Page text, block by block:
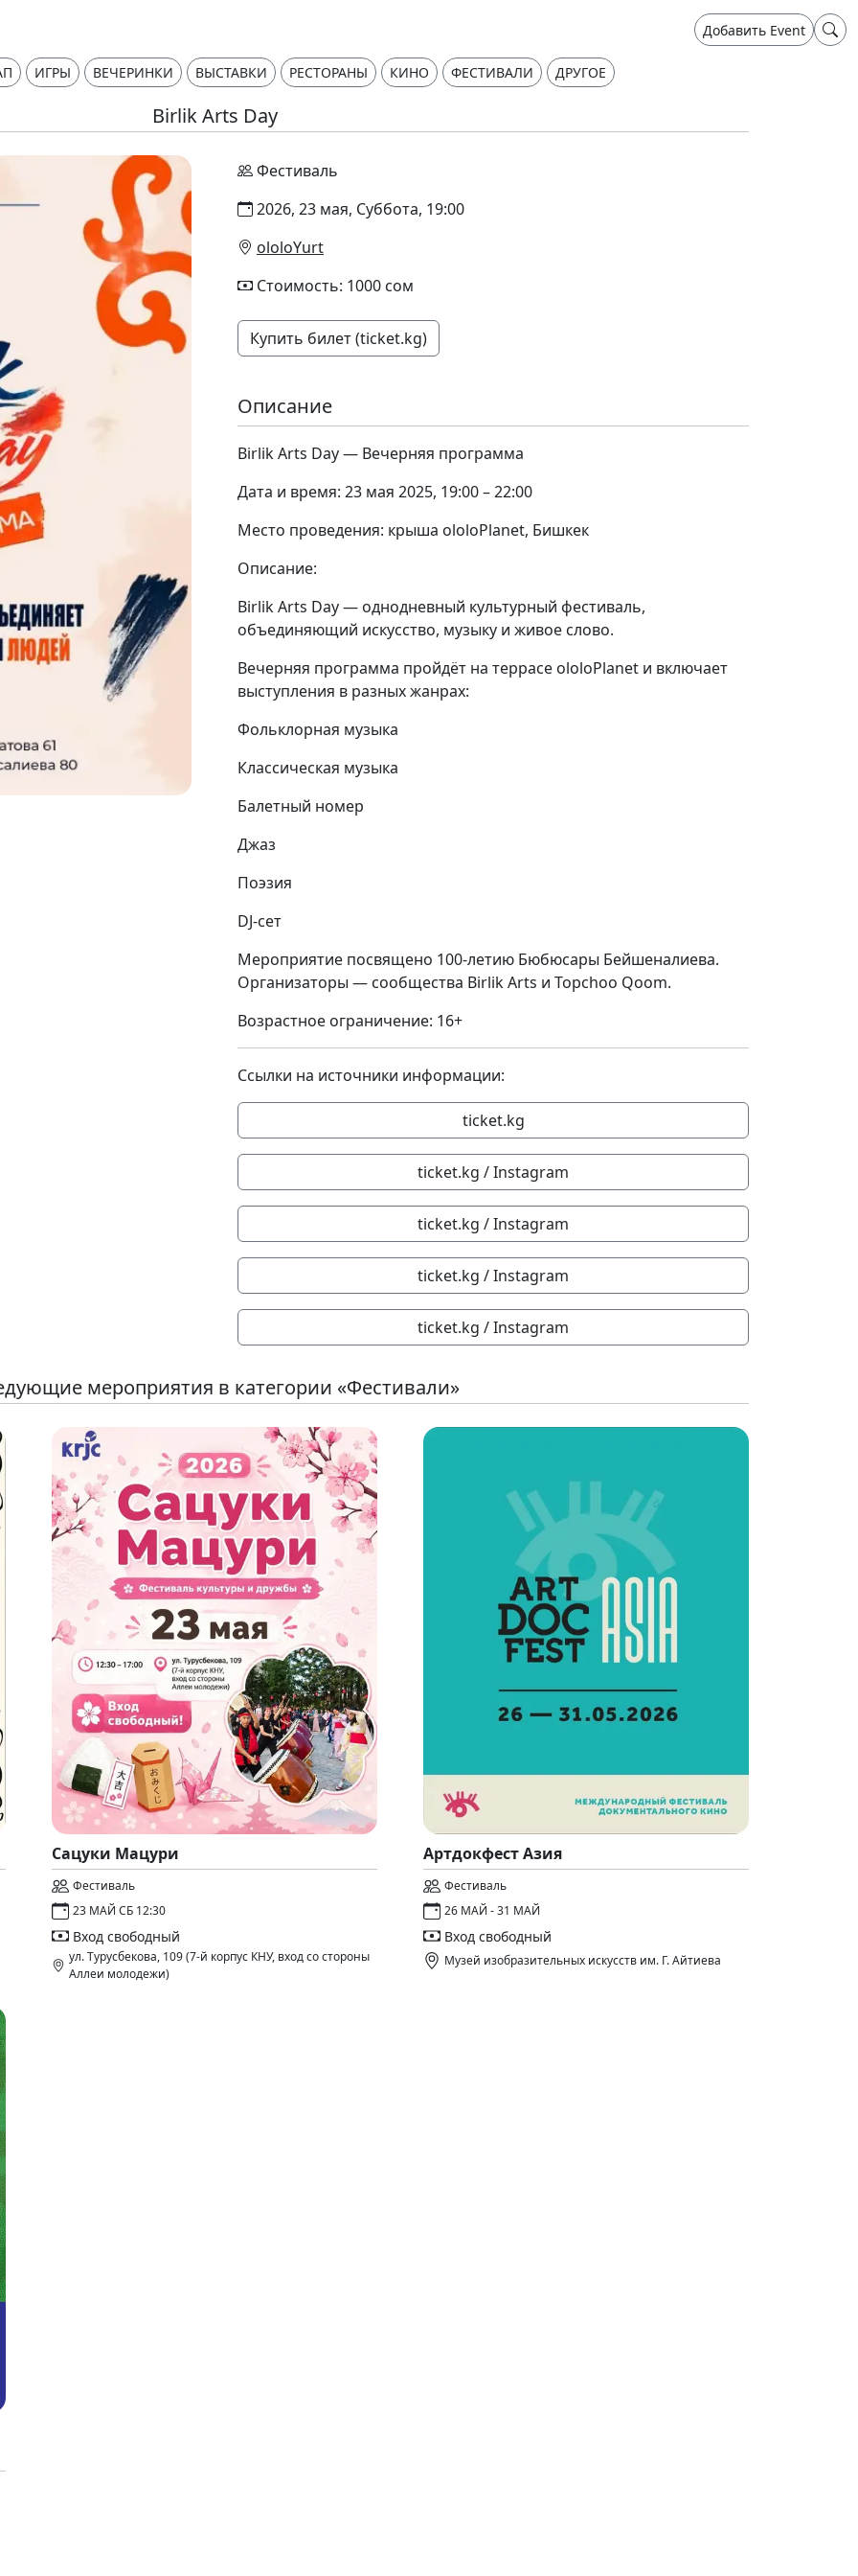
Добавить Event
ИГРЫ ВЕЧЕРИНКИ ВЫСТАВКИ РЕСТОРАНЫ КИНО ФЕСТИВАЛИ ДРУГОЕ
Birlik Arts Day
Фестиваль
2026, 23 мая, Суббота, 19:00
ololoYurt
Стоимость: 1000 сом
Купить билет (ticket.kg)
Описание
Birlik Arts Day — Вечерняя программа
Дата и время: 23 мая 2025, 19:00 – 22:00
Место проведения: крыша ololoPlanet, Бишкек
Описание:
Birlik Arts Day — однодневный культурный фестиваль,
объединяющий искусство, музыку и живое слово.
Вечерняя программа пройдёт на террасе ololoPlanet и включает
выступления в разных жанрах:
Фольклорная музыка
Классическая музыка
Балетный номер
Джаз
Поэзия
DJ-сет
Мероприятие посвящено 100-летию Бюбюсары Бейшеналиева.
Организаторы — сообщества Birlik Arts и Topchoo Qoom.
Возрастное ограничение: 16+
Ссылки на источники информации:
ticket.kg
ticket.kg / Instagram
ticket.kg / Instagram
ticket.kg / Instagram
ticket.kg / Instagram
мероприятия в категории «Фестивали»
Сацуки Мацури
Фестиваль
23 МАЙ СБ 12:30
Вход свободный
ул. Турусбекова, 109 (7-й корпус КНУ, вход со стороны
Аллеи молодежи)
Артдокфест Азия
Фестиваль
26 МАЙ - 31 МАЙ
Вход свободный
Музей изобразительных искусств им. Г. Айтиева